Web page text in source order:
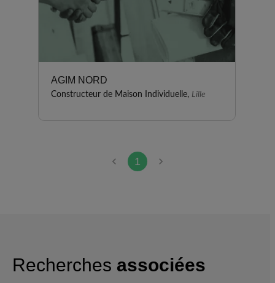
AGIM NORD
Constructeur de Maison Individuelle, Lille
1
Recherches associées